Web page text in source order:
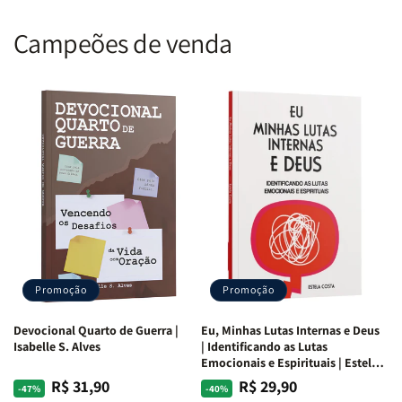
Campeões de venda
Promoção
Devocional Quarto de Guerra |
Isabelle S. Alves
-47%
Preço
PreçoR$ 31,90
Promoção
Eu, Minhas Lutas Internas e Deus
| Identificando as Lutas
Emocionais e Espirituais | Estela
Costa
-40%
Preço
PreçoR$ 29,90